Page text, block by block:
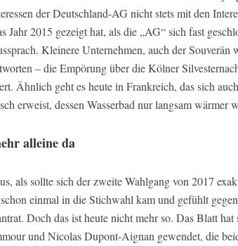
der Deutschland-AG nicht stets mit den
Jahr 2015 gezeigt hat, als die „AG“ sich fast
Kleinere Unternehmen, auch der Souverän
– die Empörung über die Kölner
Ähnlich geht es heute in Frankreich, das sich
erweist, dessen Wasserbad nur langsam wärmer
alleine da
als sollte sich der zweite Wahlgang von 2017
einmal in die Stichwahl kam und gefühlt
Doch das ist heute nicht mehr so. Das Blatt hat
und Nicolas Dupont-Aignan gewendet, die